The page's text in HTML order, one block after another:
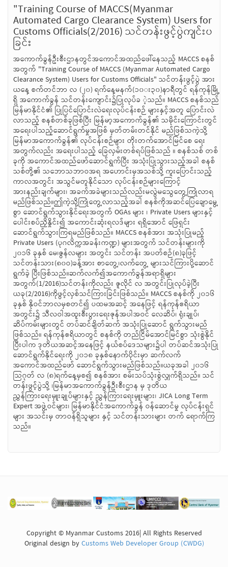
"Training Course of MACCS(Myanmar
Automated Cargo Clearance System) Users for
Customs Officials(2/2016) သင်တန်းဖွင့်ပွဲကျင်းပ
ခြင်း
အကောက်ခွန်ဦးစီးဌာနတွင်အကောင်အထည်ဖေါ်နေသည့် MACCS စနစ်
အတွက် "Training Course of MACCS (Myanmar Automated Cargo
Clearance System) Users for Customs Officials" သင်တန်းဖွင့်ပွဲ အား
ယနေ့ စက်တင်ဘာ လ (၂၀) ရက်နေ့မနက်(၁၀း၃၀)နာရီတွင် ရန်ကုန်မြို့
ရှိ အကောက်ခွန် သင်တန်းကျောင်း၌ပြုလုပ်ခ ဲ့သည်။ MACCS စနစ်သည်
မြန်မာနိုင်ငံ၏ ပြုပြင်ပြောင်းလဲရေးလုပ်ငန်းစဉ် များနှင့်အတူ ပြောင်းလဲ
လာသည့် စနစ်တစ်ခုဖြစ်ပြီး မြန်မာ့အကောက်ခွန်၏ သမိုင်းကြောင်းတွင်
အရေးပါသည့်ဆောင်ရွက်မှုအဖြစ် မှတ်တမ်းတင်နိုင် မည်ဖြစ်သကဲ့သို့
မြန်မာအကောက်ခွန်၏ လုပ်ငန်းစဉ်များ တိုးတက်အောင်မြင်စေ ရေး
အတွက်လည်း အရေးပါသည့် ခြေလှမ်းတစ်ရပ်ဖြစ်သည် ။ စနစ်သစ် တစ်
ခုကို အကောင်အထည်ဖော်ဆောင်ရွက်ပြီး အသုံးပြုသွားသည့်အခါ စနစ်
သစ်တို့၏ သဘောသဘာဝအရ အဟောင်းမှအသစ်သို့ ကူးပြောင်းသည့်
ကာလအတွင်း အသွင်မတူနိုင်သော လုပ်ငန်းစဉ်များကြောင့်
အားနည်းချက်များ၊ အခက်အခဲများသည်လည်းမလွဲမသွေတွေ့ကြုံလာရ
မည်ဖြစ်သည်။ဤကဲ့သို့ကြုံတွေ့လာသည့်အခါ စနစ်ကိုအဆင်ပြေချောမွေ့
စွာ ဆောင်ရွက်သွားနိုင်ရေးအတွက် OGAs များ ၊ Private Users များနှင့်
ပေါင်းစပ်ညှိနှိုင်း၍ အကောင်းဆုံးရလဒ်များ ရရှိအောင် ဖြေရှင်း
ဆောင်ရွက်သွားကြရမည်ဖြစ်သည်။ MACCS စနစ်အား အသုံးပြုမည့်
Private Users (ပုဂလိက္ကအခန်းကဏ္ဍ) များအတွက် သင်တန်းများကို
၂၀၁၆ ခုနှစ် မေ၊ဇွန်လများ အတွင်း သင်တန်း အပတ်စဉ်(၈)ခုဖြင့်
သင်တန်းသား(၈၀ဝ)ခန့်အား စာတွေ့၊လက်တွေ့ များသင်ကြားပို့ဆောင်
ရွက်ခဲ့ ပြီးဖြစ်သည်။ဆက်လက်၍အကောက်ခွန်အရာရှိများ
အတွက်(1/2016)သင်တန်းကိုလည်း ဇူလိုင် လ အတွင်းပြုလုပ်ခဲ့ပြီး
ယခု(2/2016)ကိုဖွင့်လှစ်သင်ကြားခြင်းဖြစ်သည်။ MACCS စနစ်ကို ၂၀၁၆
ခုနှစ် နိုဝင်ဘာလမှစတင်၍ ပထမအဆင့် အနေဖြင့် ရန်ကုန်ဧရိယာ
အတွင်း၌ သီလဝါအထူးစီးပွားရေးဇုန်အပါအဝင် လေဆိပ်၊ ရုံးချုပ်၊
ဆိပ်ကမ်းများတွင် တပ်ဆင်ချိတ်ဆက် အသုံးပြုဆောင် ရွက်သွားမည်
ဖြစ်သည်။ ရန်ကုန်ဧရိယာတွင် စနစ်ကို တည်ငြိမ်အောင်မြင်စွာ သုံးစွဲနိုင်
ပြီးပါက ဒုတိယအဆင့်အနေဖြင့် နယ်စပ်ဒေသများ၌ပါ တပ်ဆင်အသုံးပြု
ဆောင်ရွက်နိုင်ရေးကို ၂၀၁၈ ခုနှစ်နောက်ပိုင်းမှာ ဆက်လက်
အကောင်အထည်ဖော် ဆောင်ရွက်သွားမည်ဖြစ်သည်။ယခုအခါ ၂၀၁၆
သြဂုတ် လ (၈)ရက်နေ့မှစ၍ စနစ်အား စမ်းသပ်သုံးစွဲလျှက်ရှိသည်။ သင်
တန်းဖွင့်ပွဲသို့ ၊မြန်မာအကောက်ခွန်ဦးစီးဌာန မှ ဒုတိယ
ညွှန်ကြားရေးမှူးချုပ်များနှင့် ညွှန်ကြားရေးမှူးများ၊ JICA Long Term
Expert အဖွဲ့ဝင်များ၊ မြန်မာနိုင်ငံအကောက်ခွန် ဝန်ဆောင်မှု လုပ်ငန်းရှင်
များ အသင်းမှ တာဝန်ရှိသူများ နှင့် သင်တန်းသားများ တက် ရောက်ကြ
သည်။
Copyright © Myanmar Customs 2016| All Rights Reserved
Original design byCustoms Web Developer Group (CWDG)